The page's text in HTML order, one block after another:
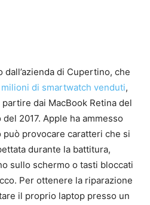
di Cupertino, che
di smartwatch venduti,
dai MacBook Retina del
2017. Apple ha ammesso
provocare caratteri che si
durante la battitura,
sullo schermo o tasti bloccati
Per ottenere la riparazione
il proprio laptop presso un